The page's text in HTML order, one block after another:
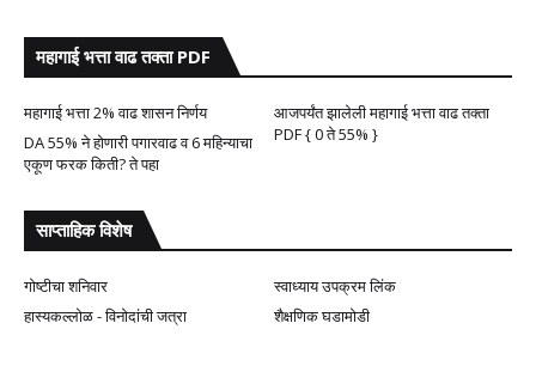
महागाई भत्ता वाढ तक्ता PDF
महागाई भत्ता 2% वाढ शासन निर्णय
आजपर्यंत झालेली महागाई भत्ता वाढ तक्ता
PDF { 0 ते 55% }
DA 55% ने होणारी पगारवाढ व 6 महिन्याचा
एकूण फरक किती? ते पहा
साप्ताहिक विशेष
गोष्टीचा शनिवार
स्वाध्याय उपक्रम लिंक
हास्यकल्लोळ - विनोदांची जत्रा
शैक्षणिक घडामोडी